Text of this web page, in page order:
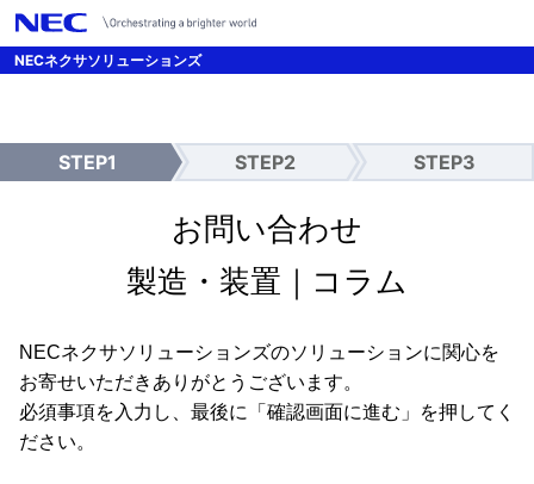
/*UTMパラメーター引継ぎ設定 */
NECネクサソリューションズ
STEP1
入
STEP2
確
STEP3
送
お問い合わせ
製造・装置｜コラム
NECネクサソリューションズのソリューションに関心を
お寄せいただきありがとうございます。
必須事項を入力し、最後に「確認画面に進む」を押してく
ださい。